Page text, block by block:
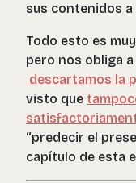
sus contenidos
Todo esto es
pero nos obliga
descartamos la
visto que
“predecir el
capítulo de esta